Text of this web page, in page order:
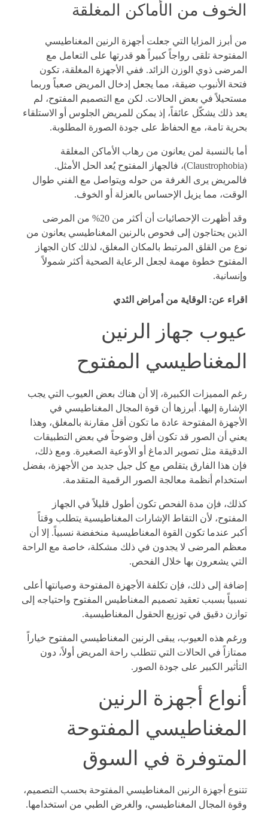
الخوف من الأماكن المغلقة
من أبرز المزايا التي جعلت أجهزة الرنين المغناطيسي
المفتوحة تلقى رواجاً كبيراً هو قدرتها على التعامل مع
المرضى ذوي الوزن الزائد. ففي الأجهزة المغلقة، تكون
فتحة الأنبوب ضيقة، مما يجعل إدخال المريض صعباً وربما
مستحيلاً في بعض الحالات. لكن مع التصميم المفتوح، لم
يعد ذلك يشكّل عائقاً، إذ يمكن للمريض الجلوس أو الاستلقاء
بحرية تامة، مع الحفاظ على جودة الصورة المطلوبة.
أما بالنسبة لمن يعانون من رهاب الأماكن المغلقة
(Claustrophobia)، فالجهاز المفتوح يُعد الحل الأمثل.
فالمريض يرى الغرفة من حوله ويتواصل مع الفني طوال
الوقت، مما يزيل الإحساس بالعزلة أو الخوف.
وقد أظهرت الإحصائيات أن أكثر من 20% من المرضى
الذين يحتاجون إلى فحوص بالرنين المغناطيسي يعانون من
نوع من القلق المرتبط بالمكان المغلق، لذلك كان الجهاز
المفتوح خطوة مهمة لجعل الرعاية الصحية أكثر شمولاً
وإنسانية.
اقراء عن: الوقاية من أمراض الثدي
عيوب جهاز الرنين
المغناطيسي المفتوح
رغم المميزات الكبيرة، إلا أن هناك بعض العيوب التي يجب
الإشارة إليها. أبرزها أن قوة المجال المغناطيسي في
الأجهزة المفتوحة عادة ما تكون أقل مقارنة بالمغلق، وهذا
يعني أن الصور قد تكون أقل وضوحاً في بعض التطبيقات
الدقيقة مثل تصوير الدماغ أو الأوعية الصغيرة. ومع ذلك،
فإن هذا الفارق يتقلص مع كل جيل جديد من الأجهزة، بفضل
استخدام أنظمة معالجة الصور الرقمية المتقدمة.
كذلك، فإن مدة الفحص تكون أطول قليلاً في الجهاز
المفتوح، لأن التقاط الإشارات المغناطيسية يتطلب وقتاً
أكبر عندما تكون القوة المغناطيسية منخفضة نسبياً. إلا أن
معظم المرضى لا يجدون في ذلك مشكلة، خاصة مع الراحة
التي يشعرون بها خلال الفحص.
إضافة إلى ذلك، فإن تكلفة الأجهزة المفتوحة وصيانتها أعلى
نسبياً بسبب تعقيد تصميم المغناطيس المفتوح واحتياجه إلى
توازن دقيق في توزيع الحقول المغناطيسية.
ورغم هذه العيوب، يبقى الرنين المغناطيسي المفتوح خياراً
ممتازاً في الحالات التي تتطلب راحة المريض أولاً، دون
التأثير الكبير على جودة الصور.
أنواع أجهزة الرنين
المغناطيسي المفتوحة
المتوفرة في السوق
تتنوع أجهزة الرنين المغناطيسي المفتوحة بحسب التصميم،
وقوة المجال المغناطيسي، والغرض الطبي من استخدامها.